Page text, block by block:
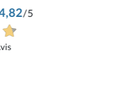
bien passé.